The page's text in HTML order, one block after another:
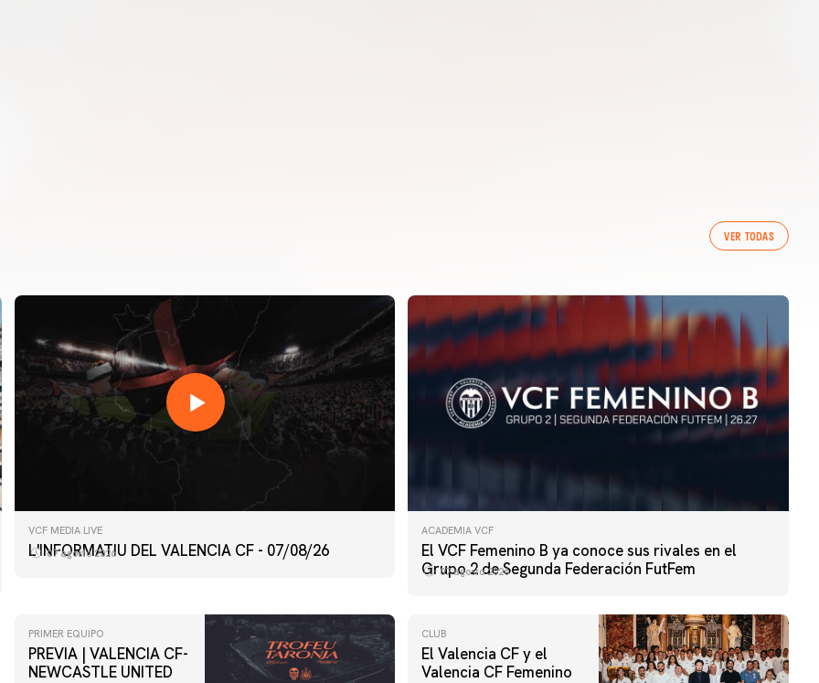
VER TODAS
VCF MEDIA LIVE
L'INFORMATIU DEL VALENCIA CF - 07/08/26
07 agosto 2026
ACADEMIA VCF
El VCF Femenino B ya conoce sus rivales en el
Grupo 2 de Segunda Federación FutFem
07 agosto 2026
PRIMER EQUIPO
PREVIA | VALENCIA CF-
NEWCASTLE UNITED
CLUB
El Valencia CF y el
Valencia CF Femenino